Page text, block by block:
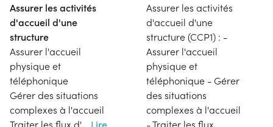
Assurer les activités
d'accueil d'une
structure
Assurer l'accueil
physique et
téléphonique
Gérer des situations
complexes à l'accueil
Traiter les flux d'... Lire
Assurer les activités
d'accueil d'une
structure (CCP1) : -
Assurer l'accueil
physique et
téléphonique - Gérer
des situations
complexes à l'accueil
- Traiter les flux